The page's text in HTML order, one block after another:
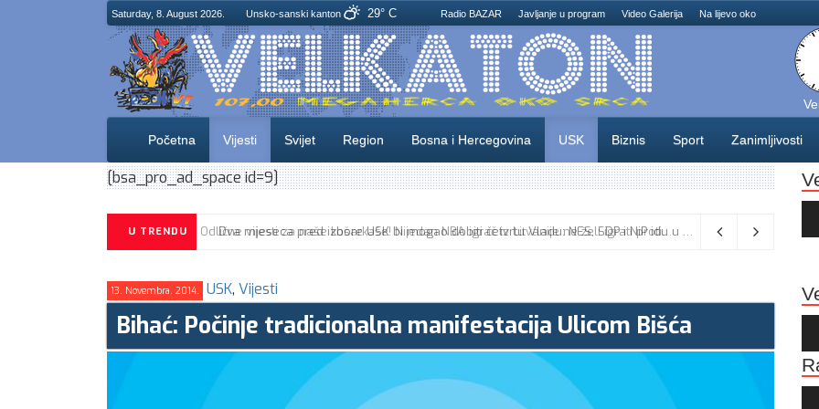
Saturday, 8. August 2026. Unsko-sanski kanton 29° C Radio BAZAR Javljanje u program Video Galerija Na lijevo oko
Početna Vijesti Svijet Region Bosna i Hercegovina USK Biznis Sport Zanimljivosti
[bsa_pro_ad_space id=9]
U TRENDU Odlične vijesti za naše košarkaše! Nijedan NBA igrač iz Litvanije ne želi igrati protiv BiH 08/08/2026
13. Novembra. 2014. USK, Vijesti
Bihać: Počinje tradicionalna manifestacija Ulicom Bišća